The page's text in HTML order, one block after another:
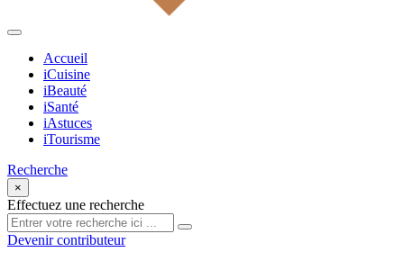
Accueil
iCuisine
iBeauté
iSanté
iAstuces
iTourisme
Recherche
×
Effectuez une recherche
Devenir contributeur